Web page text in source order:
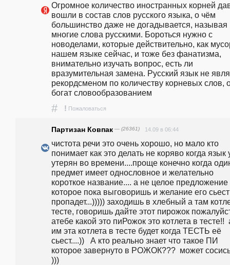
Огромное количество иностранных корней
вошли в состав слов русского языка, о чём
большинство даже не догадывается, называя
многие слова русскими. Бороться нужно с
новоделами, которые действительно, как
нашем языке сейчас, и тоже без фанатизма,
внимательно изучать вопрос, есть ли
вразумительная замена. Русский язык не
рекордсменом по количеству корневых слов,
богат словообразованием
# ! Пожаловаться
Партизан Ковпак — (26361) 14.09 в 06:44
чистота речи это очень хорошо, но мало кто
понимает как это делать не коряво когда язык
утерян во времени....проще конечно когда
предмет имеет однословное и желательно
короткое название.... а не целое предложение
которое пока выговоришь и желание его
пропадет...))))) заходишь в хлебный а там
тесте, говоришь дайте этот пирожок
атебе какой это пиРожок это котлета в тесте!!
им эта котлета в тесте будет когда ТЕСТЬ её
сьест....))   А кто реально знает что такое ПИ
которое завернуто в РОЖОК???  может
)))